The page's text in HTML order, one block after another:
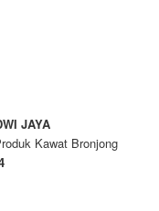
JAYA
Kawat Bronjong